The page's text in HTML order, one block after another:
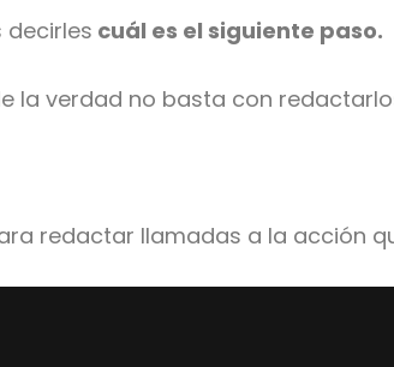
decirles cuál es el siguiente paso.
la verdad no basta con
redactar llamadas a la acción